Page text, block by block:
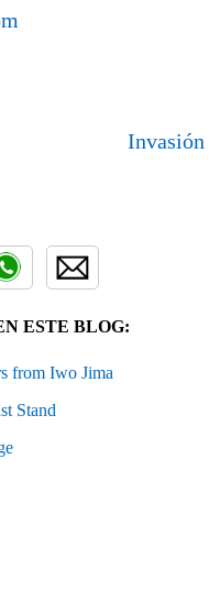
Invasión
ESTE BLOG:
from Iwo Jima
Stand